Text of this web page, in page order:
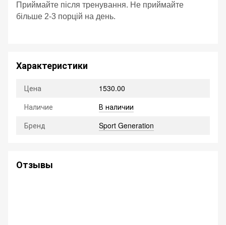
Приймайте після тренування. Не приймайте
більше 2-3 порцій на день.
Характеристики
Цена
1530.00
Наличие
В наличии
Бренд
Sport Generation
Отзывы